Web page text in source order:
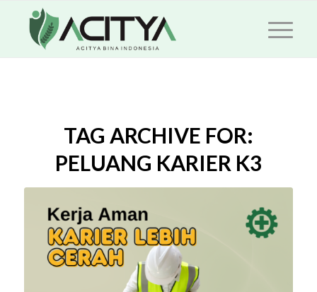
TAG ARCHIVE FOR:
PELUANG KARIER K3